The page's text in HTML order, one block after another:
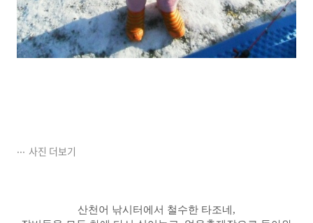
사진 더보기
산천어 낚시터에서 철수한 타조네,